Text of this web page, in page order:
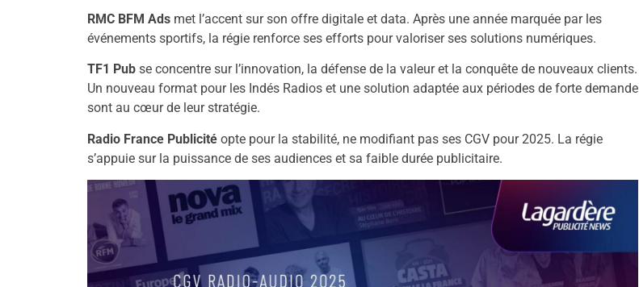
RMC BFM Ads met l’accent sur son offre digitale et data. Après une année marquée par les
événements sportifs, la régie renforce ses efforts pour valoriser ses solutions numériques.
TF1 Pub se concentre sur l’innovation, la défense de la valeur et la conquête de nouveaux clients.
Un nouveau format pour les Indés Radios et une solution adaptée aux périodes de forte demande
sont au cœur de leur stratégie.
Radio France Publicité opte pour la stabilité, ne modifiant pas ses CGV pour 2025. La régie
s’appuie sur la puissance de ses audiences et sa faible durée publicitaire.